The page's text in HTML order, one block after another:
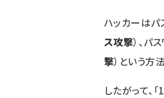
ハッカーはパ
ス攻撃）、パ
撃）という方
したがって、